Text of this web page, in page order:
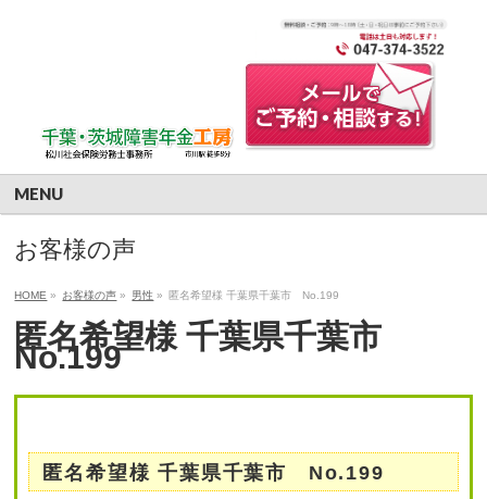
MENU
お客様の声
HOME » お客様の声 » 男性 » 匿名希望様 千葉県千葉市 No.199
匿名希望様 千葉県千葉市
No.199
匿名希望様 千葉県千葉市 No.199